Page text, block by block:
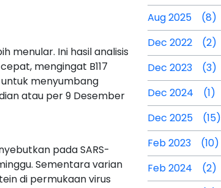
menular. Ini hasil analisis
mengingat B117
menyumbang
atau per 9 Desember
pada SARS-
Sementara varian
di permukaan virus
Aug 2025 (8)
Dec 2022 (2)
Dec 2023 (3)
Dec 2024 (1)
Dec 2025 (15)
Feb 2023 (10)
Feb 2024 (2)